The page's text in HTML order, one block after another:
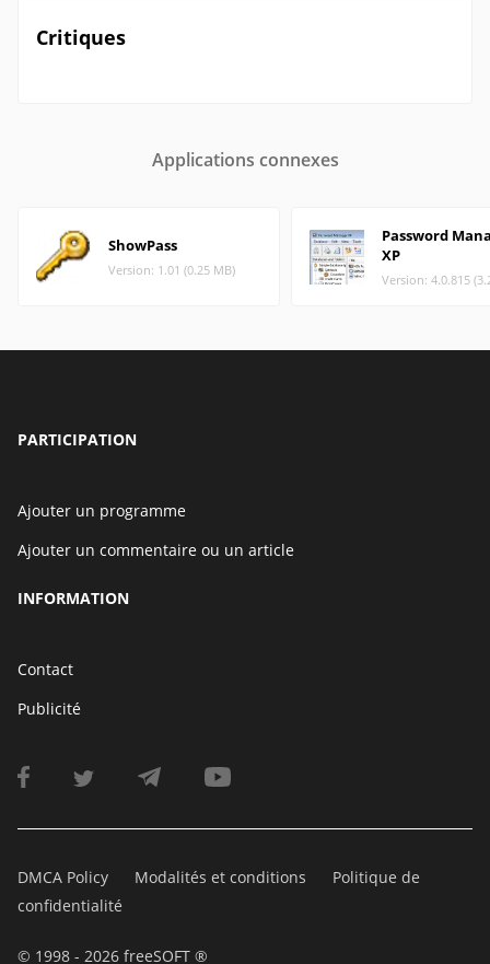
Critiques
Applications connexes
ShowPass
Version: 1.01 (0.25 MB)
Password
XP
Version: 4.0.815
PARTICIPATION
Ajouter un programme
Ajouter un commentaire ou un article
INFORMATION
Contact
Publicité
DMCA Policy Modalités et conditions
Politique de
confidentialité
© 1998 - 2026 freeSOFT ®